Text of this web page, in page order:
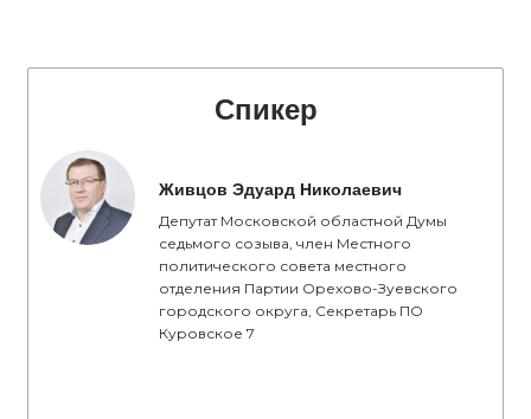
Спикер
Живцов Эдуард Николаевич
Депутат Московской областной Думы
седьмого созыва, член Местного
политического совета местного
отделения Партии Орехово-Зуевского
городского округа, Секретарь ПО
Куровское 7